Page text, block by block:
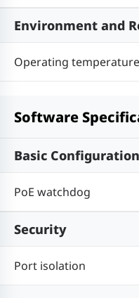
Environment and
Operating temperature
Software
Basic
PoE watchdog
Security
Port isolation